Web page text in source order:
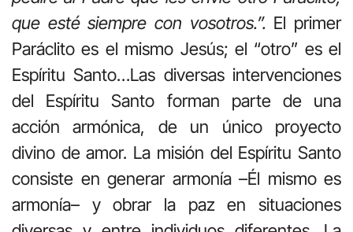
que esté siempre con vosotros.”. El primer
Paráclito es el mismo Jesús; el “otro” es el
Espíritu Santo…Las diversas intervenciones
del Espíritu Santo forman parte de una
acción armónica, de un único proyecto
divino de amor. La misión del Espíritu Santo
consiste en generar armonía –Él mismo es
armonía– y obrar la paz en situaciones